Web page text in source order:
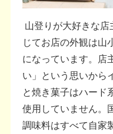
山登りが大好きな
じてお店の外観は山
になっています。店
い」という思いから
と焼き菓子はハード
使用していません。
調味料はすべて自家